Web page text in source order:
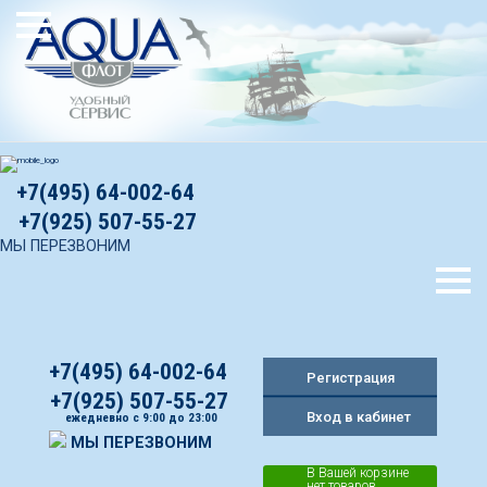
+7(495) 64-002-64
+7(925) 507-55-27
МЫ ПЕРЕЗВОНИМ
+7(495) 64-002-64
+7(925) 507-55-27
ежедневно с 9:00 до 23:00
МЫ ПЕРЕЗВОНИМ
Регистрация
Вход в кабинет
В Вашей корзине